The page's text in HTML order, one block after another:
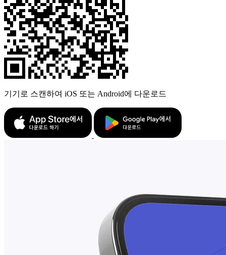
기기로 스캔하여 iOS 또는 Android에 다운로드